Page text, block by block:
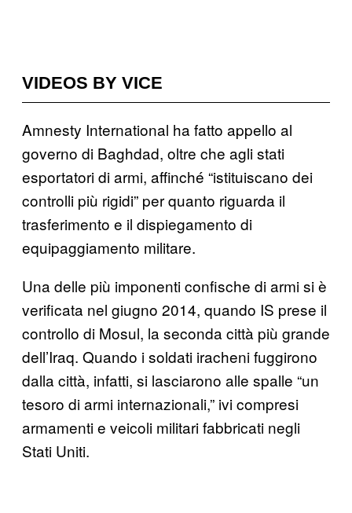
VIDEOS BY VICE
Amnesty International ha fatto appello al
governo di Baghdad, oltre che agli stati
esportatori di armi, affinché “istituiscano dei
controlli più rigidi” per quanto riguarda il
trasferimento e il dispiegamento di
equipaggiamento militare.
Una delle più imponenti confische di armi si è
verificata nel giugno 2014, quando IS prese il
controllo di Mosul, la seconda città più grande
dell’Iraq. Quando i soldati iracheni fuggirono
dalla città, infatti, si lasciarono alle spalle “un
tesoro di armi internazionali,” ivi compresi
armamenti e veicoli militari fabbricati negli
Stati Uniti.